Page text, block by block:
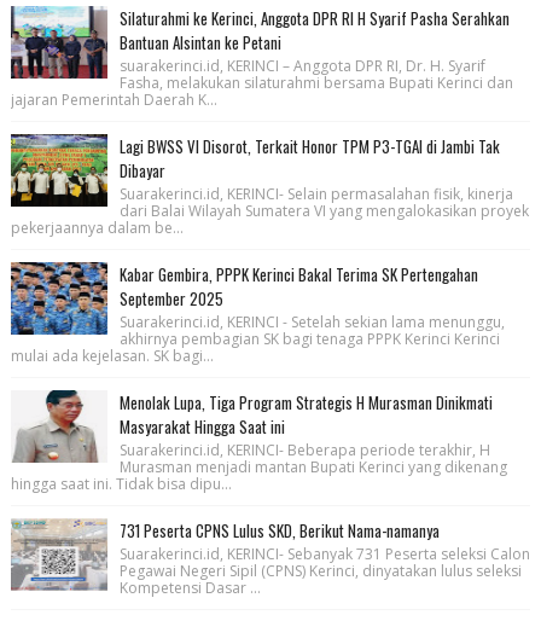
Silaturahmi ke Kerinci, Anggota DPR RI H Syarif Pasha Serahkan
Bantuan Alsintan ke Petani
suarakerinci.id, KERINCI – Anggota DPR RI, Dr. H. Syarif
Fasha, melakukan silaturahmi bersama Bupati Kerinci dan
jajaran Pemerintah Daerah K...
Lagi BWSS VI Disorot, Terkait Honor TPM P3-TGAI di Jambi Tak
Dibayar
Suarakerinci.id, KERINCI- Selain permasalahan fisik, kinerja
dari Balai Wilayah Sumatera VI yang mengalokasikan proyek
pekerjaannya dalam be...
Kabar Gembira, PPPK Kerinci Bakal Terima SK Pertengahan
September 2025
Suarakerinci.id, KERINCI - Setelah sekian lama menunggu,
akhirnya pembagian SK bagi tenaga PPPK Kerinci Kerinci
mulai ada kejelasan. SK bagi...
Menolak Lupa, Tiga Program Strategis H Murasman Dinikmati
Masyarakat Hingga Saat ini
Suarakerinci.id, KERINCI- Beberapa periode terakhir, H
Murasman menjadi mantan Bupati Kerinci yang dikenang
hingga saat ini. Tidak bisa dipu...
731 Peserta CPNS Lulus SKD, Berikut Nama-namanya
Suarakerinci.id, KERINCI- Sebanyak 731 Peserta seleksi Calon
Pegawai Negeri Sipil (CPNS) Kerinci, dinyatakan lulus seleksi
Kompetensi Dasar ...